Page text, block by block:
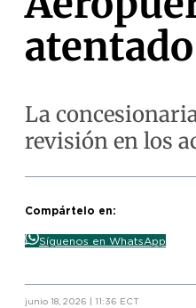
La
revisión en los
Compártelo en:
Síguenos en WhatsApp
junio 18, 2026 | 11:36 ECT